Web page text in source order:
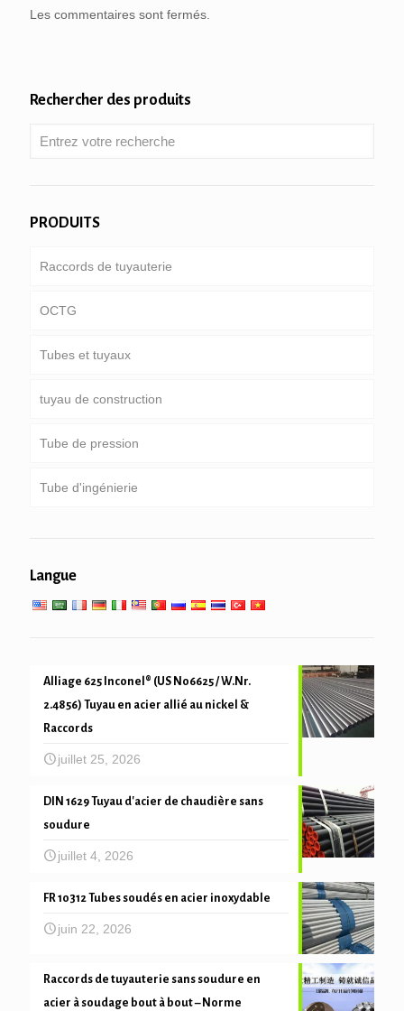
Les commentaires sont fermés.
Rechercher des produits
PRODUITS
Raccords de tuyauterie
OCTG
Tube & boîtier
Tiges de forage
une tige de forage de poids lourd & collier de forage
Tubes et tuyaux
pipeline commun
Service spécial et enduit & conduite chemisée
tuyau de construction
Rond, place & tube rectangulaire
Tubes galvanisés
Tube de pression
Chaudière, échangeur de chaleur, condenseur &
Tube d'ingénierie
mécanique du tube et de précision
Langue
Alliage 625 Inconel® (US N06625 / W.Nr.
2.4856) Tuyau en acier allié au nickel &
Raccords
juillet 25, 2026
DIN 1629 Tuyau d'acier de chaudière sans
soudure
juillet 4, 2026
FR 10312 Tubes soudés en acier inoxydable
juin 22, 2026
Raccords de tuyauterie sans soudure en
acier à soudage bout à bout – Norme